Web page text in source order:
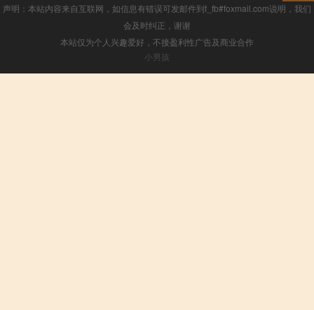
声明：本站内容来自互联网，如信息有错误可发邮件到f_fb#foxmail.com说明，我们
会及时纠正，谢谢
本站仅为个人兴趣爱好，不接盈利性广告及商业合作
小男孩